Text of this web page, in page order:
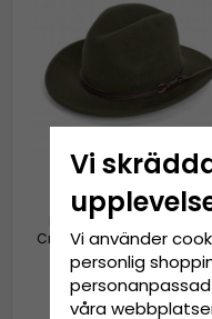
Hattar - Gårda Vicenza
Crushable Wool felt
(grön)
799 kr
Vi
Vi använder
personlig
våra